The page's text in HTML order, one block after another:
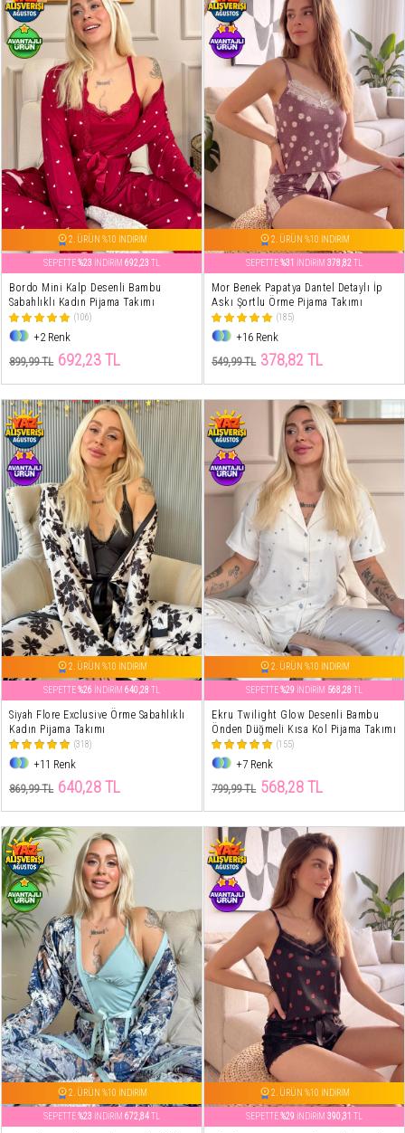
2. ÜRÜN %10 İNDİRİM
SEPETTE%23 İNDİRİM 692,23 TL
Bordo Mini Kalp Desenli Bambu
Sabahlıklı Kadın Pijama Takımı
(106)
+2 Renk
899,99 TL 692,23 TL
2. ÜRÜN %10 İNDİRİM
SEPETTE%31 İNDİRİM 378,82 TL
Mor Benek Papatya Dantel Detaylı İp
Askı Şortlu Örme Pijama Takımı
(185)
+16 Renk
549,99 TL 378,82 TL
2. ÜRÜN %10 İNDİRİM
SEPETTE%26 İNDİRİM 640,28 TL
Siyah Flore Exclusive Örme Sabahlıklı
Kadın Pijama Takımı
(318)
+11 Renk
869,99 TL 640,28 TL
2. ÜRÜN %10 İNDİRİM
SEPETTE%29 İNDİRİM 568,28 TL
Ekru Twilight Glow Desenli Bambu
Önden Düğmeli Kısa Kol Pijama Takımı
(155)
+7 Renk
799,99 TL 568,28 TL
2. ÜRÜN %10 İNDİRİM
SEPETTE%23 İNDİRİM 672,84TL
2. ÜRÜN %10 İNDİRİM
SEPETTE%29 İNDİRİM 390,31 TL